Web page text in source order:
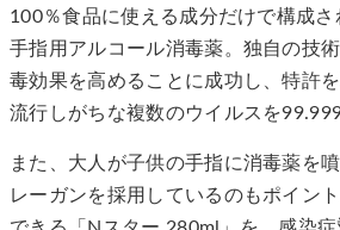
100％食品に使える成分だけで構成
手指用アルコール消毒薬。独自の技
毒効果を高めることに成功し、特許
流行しがちな複数のウイルスを
また、大人が子供の手指に消毒薬を
レーガンを採用しているのもポイン